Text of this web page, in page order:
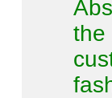
the